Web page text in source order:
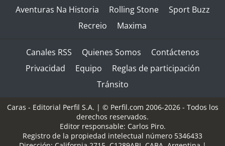
Aventuras Na Historia
Rolling Stone
Sport Buzz
Recreio
Maxima
Canales RSS Quienes Somos
Contáctenos
Privacidad
Equipo
Reglas de participación
Tránsito
Caras - Editorial Perfil S.A. | © Perfil.com 2006-2026 - Todos los
derechos reservados.
Editor responsable: Carlos Piro.
Registro de la propiedad intelectual número 5346433